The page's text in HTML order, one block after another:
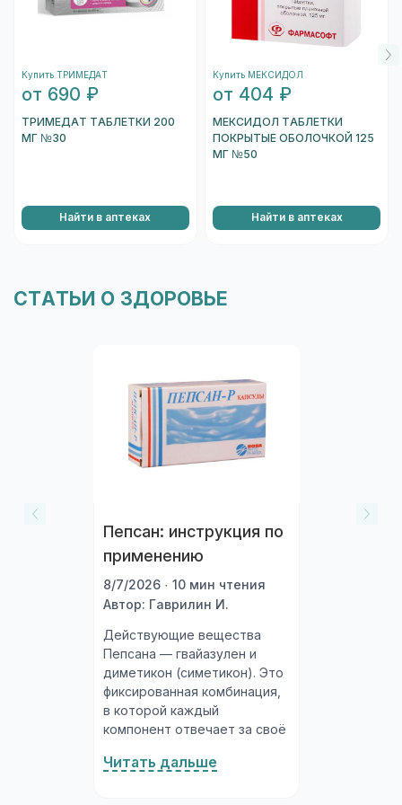
Антигипертензивные средства (в т.ч. бета-
адреноблокаторы) повышают вероятность развития
Йогексол усиливает нефротоксические свойства
других лекарственных средств.
торцов коробки, и отсканировать его.
После того, как сканер распознает штрихкод,
информацию о коробке.
Перейти к проверке подлинности
Купить ТРИМЕДАТ
от 690 ₽
ТРИМЕДАТ ТАБЛЕТКИ 200
МГ №30
Найти в аптеках
Купить МЕКСИДОЛ
от 404 ₽
МЕКСИДОЛ ТАБЛЕТКИ
ПОКРЫТЫЕ ОБОЛОЧКОЙ 125
МГ №50
Найти в аптеках
СТАТЬИ О ЗДОРОВЬЕ
Пепсан: инструкция по
применению
8/7/2026 · 10 мин чтения
Автор: Гаврилин И.
Действующие вещества
Пепсана — гвайазулен и
диметикон (симетикон). Это
фиксированная комбинация,
в которой каждый
компонент отвечает за своё
Гвайазулен (от 3 до 6 мг на
Читать дальше